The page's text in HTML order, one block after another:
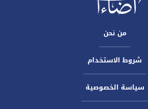
من نحن
شروط الاستخدام
سياسة الخصوصية